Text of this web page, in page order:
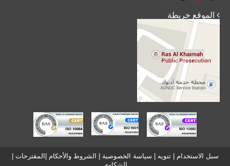
 الموقع خريطة
سبل الاستخدام |تنويه سياسة الخصوصية الشروط والأحكام المقترحات